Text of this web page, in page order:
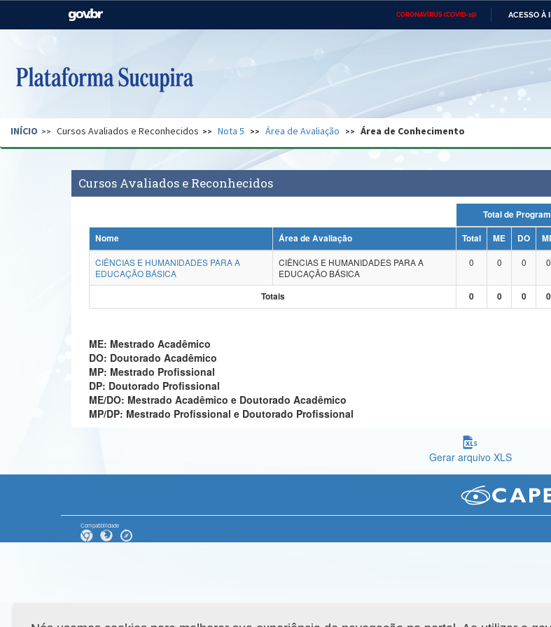
CORONAVÍRUS (COVID-19) ACESSO À
Casa Civil Ministério das
Pecuária e Abastecimento
Ministério do Desenvolvimento
Regional
Secretaria de Governo Gabinete de Segurança Advocacia-Geral da União Banco Central do
INÍCIO Cursos Avaliados e Reconhecidos Nota 5 Área de Avaliação Área de Conhecimento
Cursos Avaliados e Reconhecidos
Nome
Área de Avaliação Total ME DO
CIÊNCIAS E HUMANIDADES PARA A
EDUCAÇÃO BÁSICA
CIÊNCIAS E HUMANIDADES PARA A
EDUCAÇÃO BÁSICA
0 0 0 0
Totais 0 0 0 0
ME: Mestrado Acadêmico
DO: Doutorado Acadêmico
MP: Mestrado Profissional
DP: Doutorado Profissional
ME/DO: Mestrado Acadêmico e Doutorado Acadêmico
MP/DP: Mestrado Profissional e Doutorado Profissional
Gerar arquivo XLS
Compatibilidade